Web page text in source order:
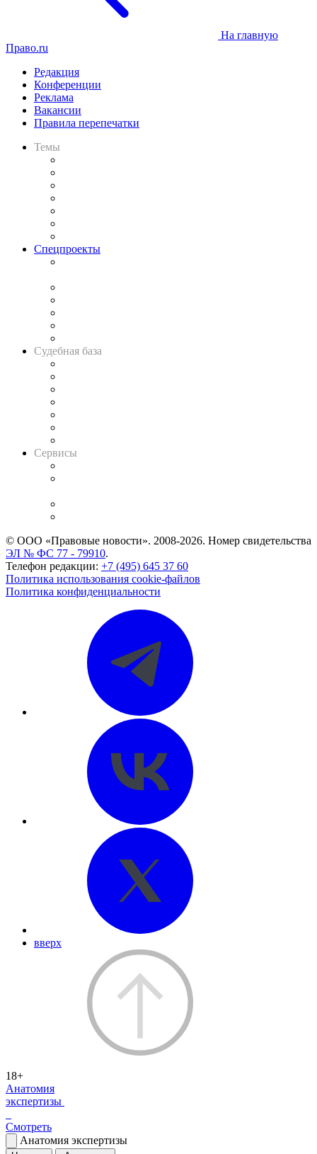
На главную
Право.ru
Редакция
Конференции
Реклама
Вакансии
Правила перепечатки
Темы
Спецпроекты
Судебная база
Сервисы
© ООО «Правовые новости». 2008-2026. Номер свидетельства
ЭЛ № ФС 77 - 79910.
Телефон редакции: +7 (495) 645 37 60
Политика использования cookie-файлов
Политика конфиденциальности
вверх
18+
Анатомия
экспертизы
Смотреть
Анатомия экспертизы